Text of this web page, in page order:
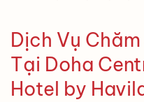
Dịch Vụ
Tại Doha
Hotel by